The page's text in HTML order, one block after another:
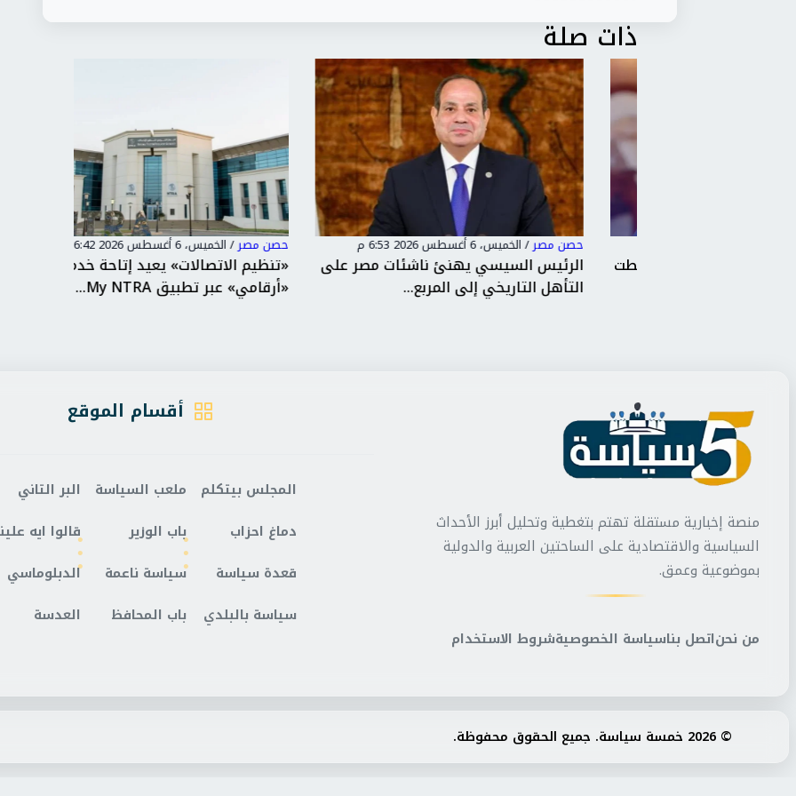
ذات صلة
/الخميس، 6 أغسطس 2026 6:53 م
الرئيس السيسي يهنئ ناشئات مصر على
التأهل التاريخي إلى المربع...
/الخميس، 6 أغسطس 2026 6:42 م
«تنظيم الاتصالات» يعيد إتاحة خدمة
«أرقامي» عبر تطبيق My NTRA...
منصة إخبارية مستقلة تهتم بتغطية وتحليل أبرز الأحداث
السياسية والاقتصادية على الساحتين العربية والدولية
بموضوعية وعمق.
من نحناتصل بناسياسة الخصوصيةشروط الاستخدام
أقسام الموقع
المجلس بيتكلم
دماغ احزاب
قعدة سياسة
سياسة بالبلدي
ملعب السياسة
باب الوزير
سياسة ناعمة
باب المحافظ
البر التاني
قالوا ايه
الدبلوماسي
العدسة
© 2026 خمسة سياسة. جميع الحقوق محفوظة.